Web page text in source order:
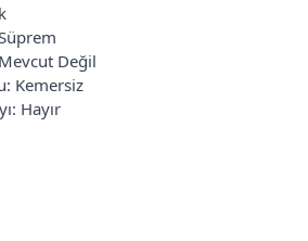
Değil
Kemersiz
Hayır